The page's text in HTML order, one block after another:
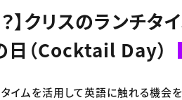
】クリスのランチタ
（Cocktail Day）
タイムを活用して英語に触れる機会